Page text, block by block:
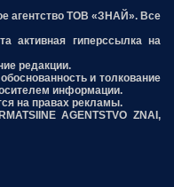
агентство ТОВ «ЗНАЙ». Все
активная гиперссылка на
редакции.
и толкование
информации.
на правах рекламы.
AGENTSTVO ZNAI,